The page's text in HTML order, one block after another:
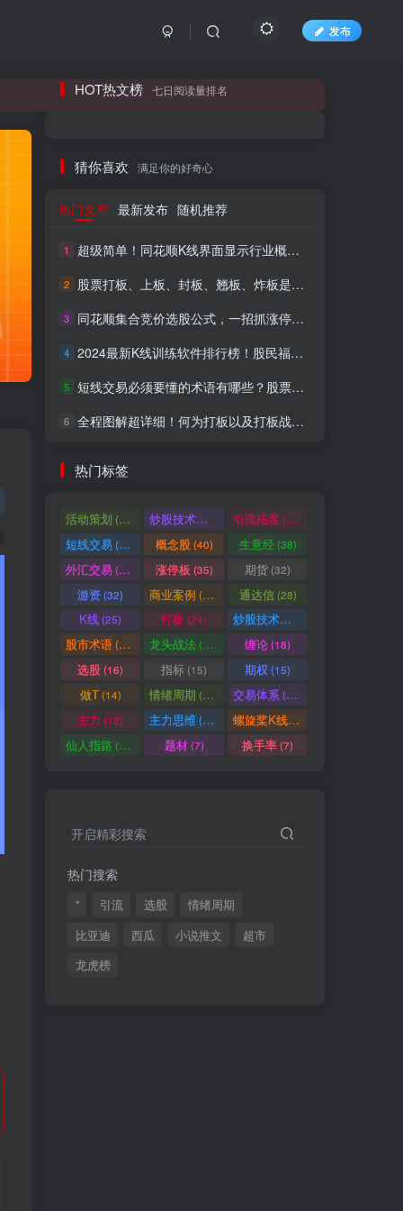
发布
新各大精品创业项目！
HOT热文榜 七日阅读量排名
猜你喜欢 满足你的好奇心
热门文章 最新发布 随机推荐
1 超级简单！同花顺K线界面显示行业概念指标代码图解
2 股票打板、上板、封板、翘板、炸板是什么意思？炒股你必须懂的暗语！
3 同花顺集合竞价选股公式，一招抓涨停让你秒变打板高手！
4 2024最新K线训练软件排行榜！股民福利，十款专业分析工具全揭秘！
5 短线交易必须要懂的术语有哪些？股票分时水上、水下是什么意思？
6 全程图解超详细！何为打板以及打板战法的精髓
热门标签
活动策划 (49) 炒股技术指标 (48)引流拓客(46)
短线交易(40) 概念股(40) 生意经(38)
外汇交易(37) 涨停板 (35) 期货 (32)
游资 (32) 商业案例 (30) 通达信(28)
K线(25) 打板 (24) 炒股技术形态
股市术语(21) 龙头战法(20) 缠论(18)
选股(16) 指标 (15) 期权 (15)
做T(14) 情绪周期 (14) 交易体系(12)
主力 (12) 主力思维(12) 螺旋桨K线
(11)
仙人指路(10) 题材(7) 换手率(7)
开启精彩搜索
热门搜索
" 引流 选股
情绪周期
比亚迪
西瓜 小说推文
超市
龙虎榜
登录 注册
七日阅读量排名
满足你的好奇心
热门文章 最新发布 随机推荐
超级简单！同花顺K线界面显示行业概念指标代码图解
2 股票打板、上板、封板、翘板、炸板是什么意思？炒股你必须懂的暗语！
短线交易必须要懂的术语有哪些？股票分时水上、水下是什么意思？
6 全程图解超详细！何为打板以及打板战法的精髓